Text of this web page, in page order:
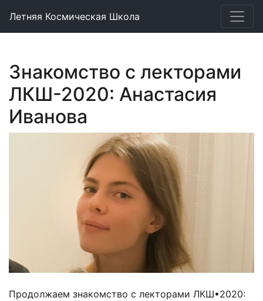
Летняя Космическая Школа
Знакомство с лекторами
ЛКШ-2020: Анастасия
Иванова
Продолжаем знакомство с лекторами ЛКШ•2020: